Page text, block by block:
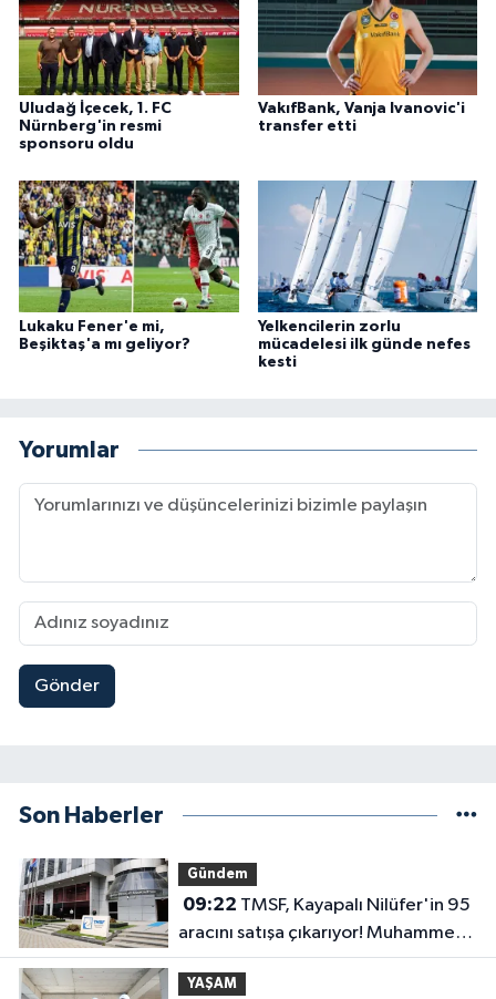
Uludağ İçecek, 1. FC
Nürnberg'in resmi
sponsoru oldu
VakıfBank, Vanja Ivanovic'i
transfer etti
Lukaku Fener'e mi,
Beşiktaş'a mı geliyor?
Yelkencilerin zorlu
mücadelesi ilk günde nefes
kesti
Yorumlar
Gönder
Son Haberler
Gündem
09:22
aracını satışa çıkarıyor! Muhammen
bedel belli oldu
YAŞAM